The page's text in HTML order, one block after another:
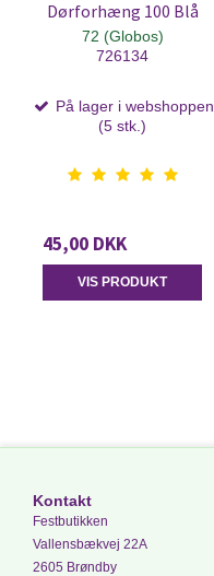
Dørforhæng 100 Blå
72 (Globos)
726134
På lager i webshoppen
(5 stk.)
45,00 DKK
VIS PRODUKT
Kontakt
Festbutikken
Vallensbækvej 22A
2605 Brøndby